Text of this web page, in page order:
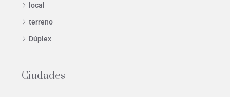
local
terreno
Dúplex
Ciudades